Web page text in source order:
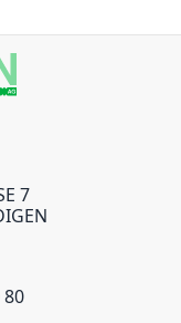
7
80